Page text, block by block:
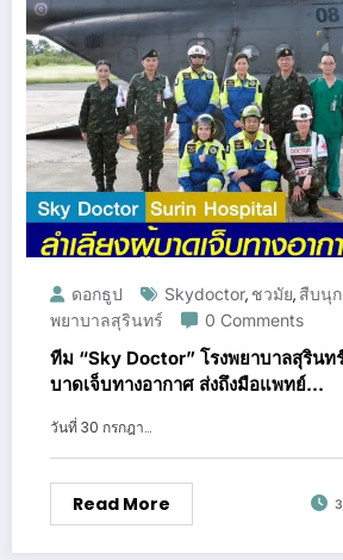
ดอกธูป Skydoctor, ชวมัย, สืบนุ
พยาบาลสุรินทร์
0 Comments
ทีม “Sky Doctor” โรงพยาบาลสุรินท
บาดเจ็บทางอากาศ ส่งถึงมือแพทย์
วันที่ 30 กรกฎา…
Read More